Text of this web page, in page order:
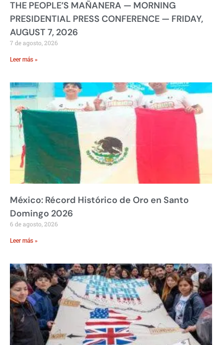
THE PEOPLE’S MAÑANERA — MORNING
PRESIDENTIAL PRESS CONFERENCE — FRIDAY,
AUGUST 7, 2026
7 de agosto, 2026
Leer más »
México: Récord Histórico de Oro en Santo
Domingo 2026
6 de agosto, 2026
Leer más »